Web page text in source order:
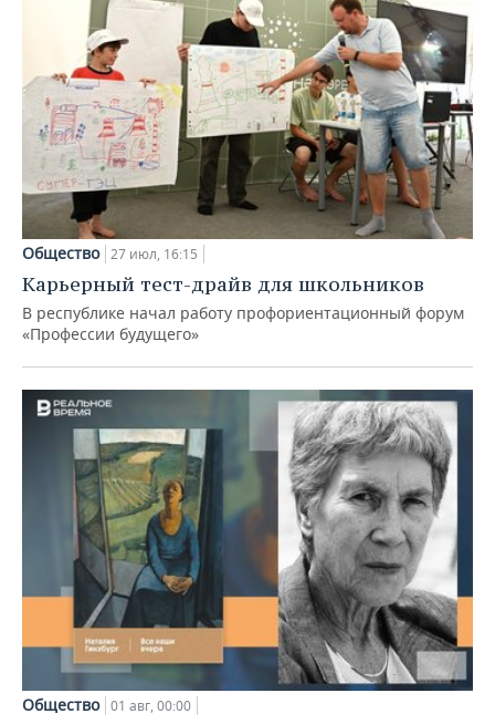
Общество 27 июл, 16:15
Карьерный тест-драйв для школьников
В республике начал работу профориентационный форум
«Профессии будущего»
Общество 01 авг, 00:00